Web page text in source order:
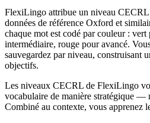
FlexiLingo attribue un niveau CECRL
données de référence Oxford et
chaque mot est codé par couleur :
intermédiaire, rouge pour avancé.
sauvegardez par niveau, construisant
objectifs.
Les niveaux CECRL de FlexiLingo
vocabulaire de manière stratégique —
Combiné au contexte, vous apprenez